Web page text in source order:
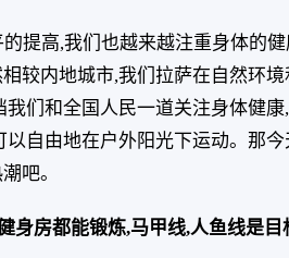
的提高,我们也越来越注重身体的
较内地城市,我们拉萨在自然环
我们和全国人民一道关注身体健
以自由地在户外阳光下运动。那
吧。
身房都能锻炼,马甲线,人鱼线是目